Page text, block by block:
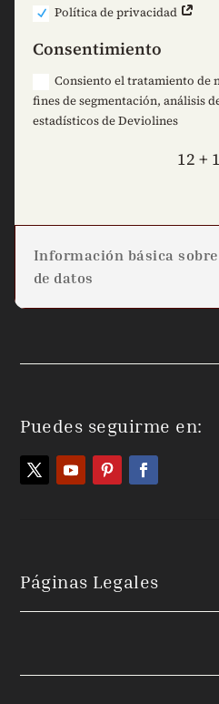
Política de privacidad
Consentimiento
Consiento el tratamiento de
fines de segmentación, análisis
estadísticos de Deviolines
12 +
Información básica
de datos
Puedes seguirme en:
Páginas Legales